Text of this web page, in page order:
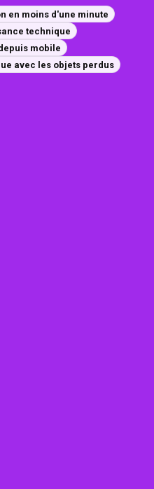
en moins d'une minute
technique
mobile
avec les objets perdus